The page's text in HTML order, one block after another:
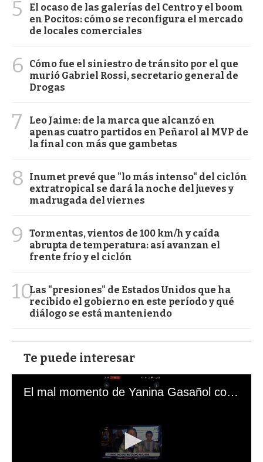
5
El ocaso de las galerías del Centro y el boom
en Pocitos: cómo se reconfigura el mercado
de locales comerciales
6
Cómo fue el siniestro de tránsito por el que
murió Gabriel Rossi, secretario general de
Drogas
7
Leo Jaime: de la marca que alcanzó en
apenas cuatro partidos en Peñarol al MVP de
la final con más que gambetas
8
Inumet prevé que "lo más intenso" del ciclón
extratropical se dará la noche del jueves y
madrugada del viernes
9
Tormentas, vientos de 100 km/h y caída
abrupta de temperatura: así avanzan el
frente frío y el ciclón
10Las "presiones" de Estados Unidos que ha
recibido el gobierno en este período y qué
diálogo se está manteniendo
Te puede interesar
El mal momento de Yanina Gasañol con un hincha argentino en "Subrayado"